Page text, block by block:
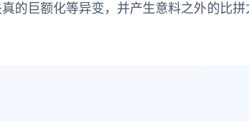
的巨额化等异变，并产生意料之外的比